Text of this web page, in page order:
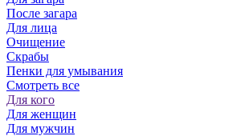
После загара
Для лица
Очищение
Скрабы
Пенки для умывания
Смотреть все
Для кого
Для женщин
Для мужчин